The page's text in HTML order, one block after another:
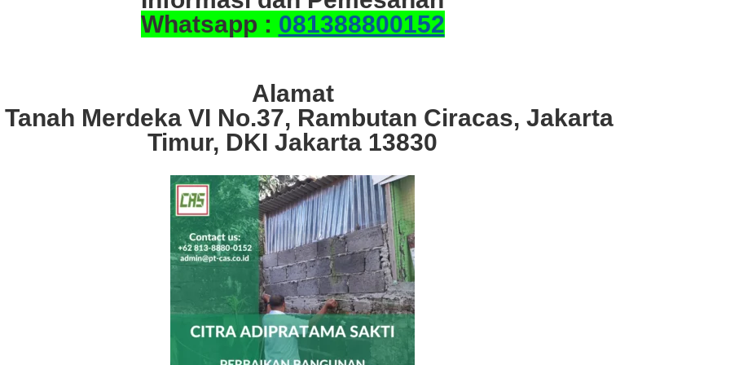
Whatsapp : 081388800152
Alamat
Merdeka VI No.37, Rambutan Ciracas, Jakarta
Timur, DKI Jakarta 13830